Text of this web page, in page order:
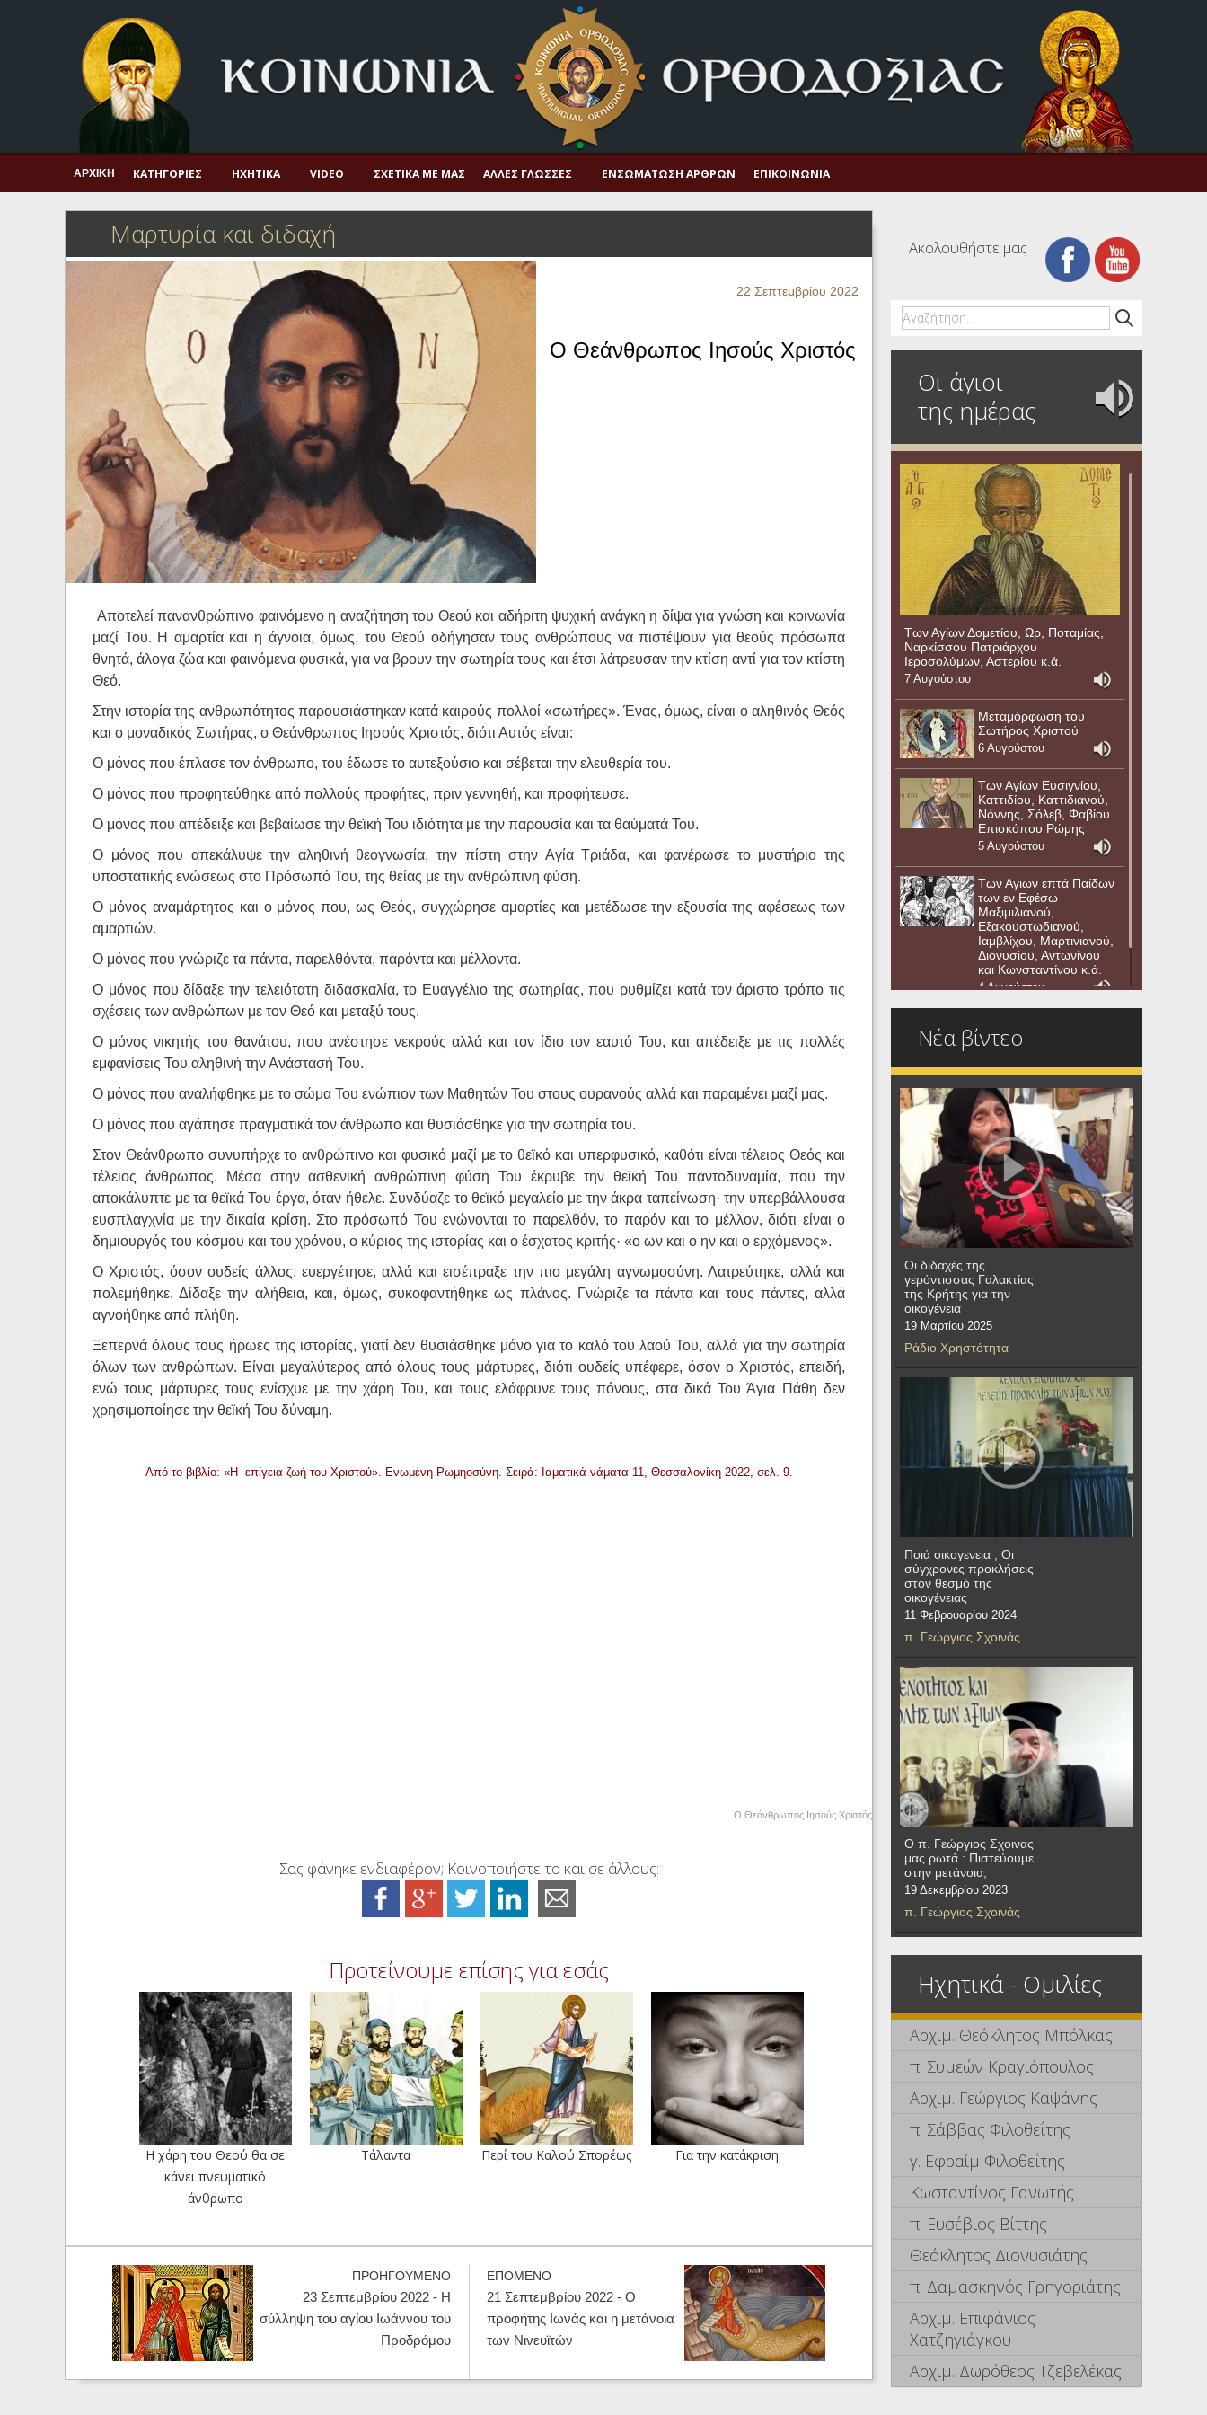
Πνευματική ζωή
Μαρτυρία και διδαχή
Λατρεία και προσευχή
Αγιολόγιο – Εορτολόγιο
Η πίστη στην εποχή μας
Ορθόδοξη οικογένεια
Ορθόδοξο προσκυνητάριο
Σκέψεις-προβληματισμοί
ΑΡΧΙΚΉ ΚΑΤΗΓΟΡΊΕΣ ΗΧΗΤΙΚΆ VIDEO ΣΧΕΤΙΚΆ ΜΕ ΜΑΣ ΆΛΛΕΣ ΓΛΏΣΣΕΣ ΕΝΣΩΜΆΤΩΣΗ ΆΡΘΡΩΝ ΕΠΙΚΟΙΝΩΝΊΑ
Μαρτυρία και διδαχή
22 Σεπτεμβρίου 2022
Ο Θεάνθρωπος Ιησούς Χριστός
Αποτελεί πανανθρώπινο φαινόμενο η αναζήτηση του Θεού και αδήριτη ψυχική ανάγκη η δίψα για γνώση και κοινωνία
μαζί Του. Η αμαρτία και η άγνοια, όμως, του Θεού οδήγησαν τους ανθρώπους να πιστέψουν για θεούς πρόσωπα
θνητά, άλογα ζώα και φαινόμενα φυσικά, για να βρουν την σωτηρία τους και έτσι λάτρευσαν την κτίση αντί για τον κτίστη
Θεό.
Στην ιστορία της ανθρωπότητος παρουσιάστηκαν κατά καιρούς πολλοί «σωτήρες». Ένας, όμως, είναι ο αληθινός Θεός
και ο μοναδικός Σωτήρας, ο Θεάνθρωπος Ιησούς Χριστός, διότι Αυτός είναι:
Ο μόνος που έπλασε τον άνθρωπο, του έδωσε το αυτεξούσιο και σέβεται την ελευθερία του.
Ο μόνος που προφητεύθηκε από πολλούς προφήτες, πριν γεννηθή, και προφήτευσε.
Ο μόνος που απέδειξε και βεβαίωσε την θεϊκή Του ιδιότητα με την παρουσία και τα θαύματά Του.
Ο μόνος που απεκάλυψε την αληθινή θεογνωσία, την πίστη στην Αγία Τριάδα, και φανέρωσε το μυστήριο της
υποστατικής ενώσεως στο Πρόσωπό Του, της θείας με την ανθρώπινη φύση.
Ο μόνος αναμάρτητος και ο μόνος που, ως Θεός, συγχώρησε αμαρτίες και μετέδωσε την εξουσία της αφέσεως των
αμαρτιών.
Ο μόνος που γνώριζε τα πάντα, παρελθόντα, παρόντα και μέλλοντα.
Ο μόνος που δίδαξε την τελειότατη διδασκαλία, το Ευαγγέλιο της σωτηρίας, που ρυθμίζει κατά τον άριστο τρόπο τις
σχέσεις των ανθρώπων με τον Θεό και μεταξύ τους.
Ο μόνος νικητής του θανάτου, που ανέστησε νεκρούς αλλά και τον ίδιο τον εαυτό Του, και απέδειξε με τις πολλές
εμφανίσεις Του αληθινή την Ανάστασή Του.
Ο μόνος που αναλήφθηκε με το σώμα Του ενώπιον των Μαθητών Του στους ουρανούς αλλά και παραμένει μαζί μας.
Ο μόνος που αγάπησε πραγματικά τον άνθρωπο και θυσιάσθηκε για την σωτηρία του.
Στον Θεάνθρωπο συνυπήρχε το ανθρώπινο και φυσικό μαζί με το θεϊκό και υπερφυσικό, καθότι είναι τέλειος Θεός και
τέλειος άνθρωπος. Μέσα στην ασθενική ανθρώπινη φύση Του έκρυβε την θεϊκή Του παντοδυναμία, που την
αποκάλυπτε με τα θεϊκά Του έργα, όταν ήθελε. Συνδύαζε το θεϊκό μεγαλείο με την άκρα ταπείνωση· την υπερβάλλουσα
ευσπλαγχνία με την δικαία κρίση. Στο πρόσωπό Του ενώνονται το παρελθόν, το παρόν και το μέλλον, διότι είναι ο
δημιουργός του κόσμου και του χρόνου, ο κύριος της ιστορίας και ο έσχατος κριτής· «ο ων και ο ην και ο ερχόμενος».
Ο Χριστός, όσον ουδείς άλλος, ευεργέτησε, αλλά και εισέπραξε την πιο μεγάλη αγνωμοσύνη. Λατρεύτηκε, αλλά και
πολεμήθηκε. Δίδαξε την αλήθεια, και, όμως, συκοφαντήθηκε ως πλάνος. Γνώριζε τα πάντα και τους πάντες, αλλά
αγνοήθηκε από πλήθη.
Ξεπερνά όλους τους ήρωες της ιστορίας, γιατί δεν θυσιάσθηκε μόνο για το καλό του λαού Του, αλλά για την σωτηρία
όλων των ανθρώπων. Είναι μεγαλύτερος από όλους τους μάρτυρες, διότι ουδείς υπέφερε, όσον ο Χριστός, επειδή,
ενώ τους μάρτυρες τους ενίσχυε με την χάρη Του, και τους ελάφρυνε τους πόνους, στα δικά Του Άγια Πάθη δεν
χρησιμοποίησε την θεϊκή Του δύναμη.
Από το βιβλίο: «Η επίγεια ζωή του Χριστού». Ενωμένη Ρωμηοσύνη. Σειρά: Ιαματικά νάματα 11, Θεσσαλονίκη 2022, σελ. 9.
Ο Θεάνθρωπος Ιησούς Χριστός
Σας φάνηκε ενδιαφέρον; Κοινοποιήστε το και σε άλλους:
Προτείνουμε επίσης για εσάς
Η χάρη του Θεού θα σε
κάνει πνευματικό
άνθρωπο
Τάλαντα Περί του Καλού Σπορέως Για την κατάκριση
ΠΡΟΗΓΟΥΜΕΝΟ
23 Σεπτεμβρίου 2022 - Η
σύλληψη του αγίου Ιωάννου του
Προδρόμου
ΕΠΟΜΕΝΟ
21 Σεπτεμβρίου 2022 - Ο
προφήτης Ιωνάς και η μετάνοια
των Νινευϊτών
Ακολουθήστε μας
Οι άγιοι
της ημέρας
Των Αγίων Δομετίου, Ωρ, Ποταμίας,
Ναρκίσσου Πατριάρχου
Ιεροσολύμων, Αστερίου κ.ά.
7 Αυγούστου
Μεταμόρφωση του
Σωτήρος Χριστού
6 Αυγούστου
Των Αγίων Ευσιγνίου,
Καττιδίου, Καττιδιανού,
Νόννης, Σόλεβ, Φαβίου
Επισκόπου Ρώμης
5 Αυγούστου
Των Αγιων επτά Παίδων
των εν Εφέσω
Μαξιμιλιανού,
Εξακουστωδιανού,
Ιαμβλίχου, Μαρτινιανού,
Διονυσίου, Αντωνίνου
και Κωνσταντίνου κ.ά.
4 Αυγούστου
Νέα βίντεο
Οι διδαχές της
γερόντισσας Γαλακτίας
της Κρήτης για την
οικογένεια
19 Μαρτίου 2025
Ράδιο Χρηστότητα
Ποιά οικογενεια ; Οι
σύγχρονες προκλήσεις
στον θεσμό της
οικογένειας
11 Φεβρουαρίου 2024
π. Γεώργιος Σχοινάς
Ο π. Γεώργιος Σχοινας
μας ρωτά : Πιστεύουμε
στην μετάνοια;
19 Δεκεμβρίου 2023
π. Γεώργιος Σχοινάς
Ηχητικά - Ομιλίες
Αρχιμ. Θεόκλητος Μπόλκας
π. Συμεών Κραγιόπουλος
Αρχιμ. Γεώργιος Καψάνης
π. Σάββας Φιλοθεΐτης
γ. Εφραίμ Φιλοθεΐτης
Κωσταντίνος Γανωτής
π. Ευσέβιος Βίττης
Θεόκλητος Διονυσιάτης
π. Δαμασκηνός Γρηγοριάτης
Αρχιμ. Επιφάνιος
Χατζηγιάγκου
Αρχιμ. Δωρόθεος Τζεβελέκας